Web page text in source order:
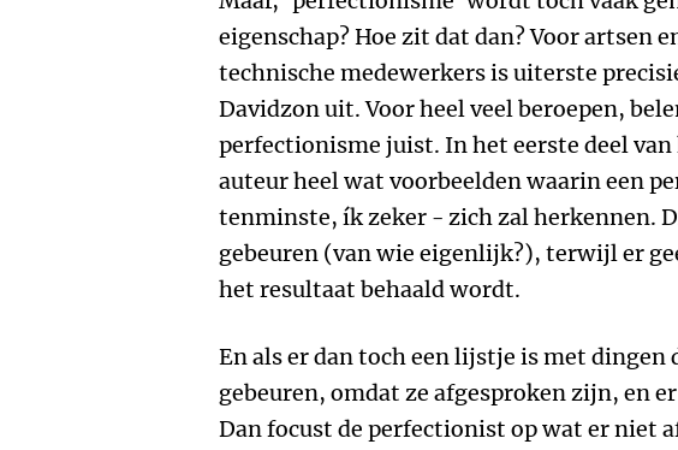
eigenschap? Hoe zit dat dan? Voor artsen
technische medewerkers is uiterste
Davidzon uit. Voor heel veel beroepen,
perfectionisme juist. In het eerste deel van
auteur heel wat voorbeelden waarin een
tenminste, ík zeker - zich zal herkennen.
gebeuren (van wie eigenlijk?), terwijl er
het resultaat behaald wordt.
En als er dan toch een lijstje is met dingen
gebeuren, omdat ze afgesproken zijn, en
Dan focust de perfectionist op wat er niet